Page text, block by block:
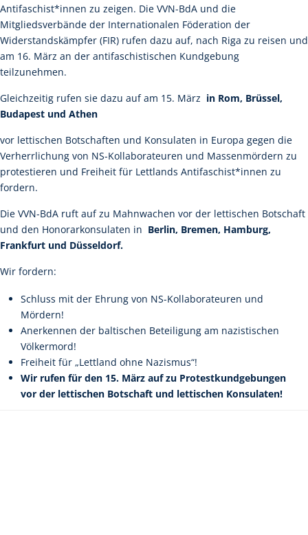
Antifaschist*innen zu zeigen. Die VVN-BdA und die
Mitgliedsverbände der Internationalen Föderation der
Widerstandskämpfer (FIR) rufen dazu auf, nach Riga zu reisen und
am 16. März an der antifaschistischen Kundgebung
teilzunehmen.
Gleichzeitig rufen sie dazu auf am 15. März in Rom, Brüssel,
Budapest und Athen
vor lettischen Botschaften und Konsulaten in Europa gegen die
Verherrlichung von NS-Kollaborateuren und Massenmördern zu
protestieren und Freiheit für Lettlands Antifaschist*innen zu
fordern.
Die VVN-BdA ruft auf zu Mahnwachen vor der lettischen Botschaft
und den Honorarkonsulaten in Berlin, Bremen, Hamburg,
Frankfurt und Düsseldorf.
Wir fordern:
Schluss mit der Ehrung von NS-Kollaborateuren und
Mördern!
Anerkennen der baltischen Beteiligung am nazistischen
Völkermord!
Freiheit für „Lettland ohne Nazismus“!
Wir rufen für den 15. März auf zu Protestkundgebungen
vor der lettischen Botschaft und lettischen Konsulaten!